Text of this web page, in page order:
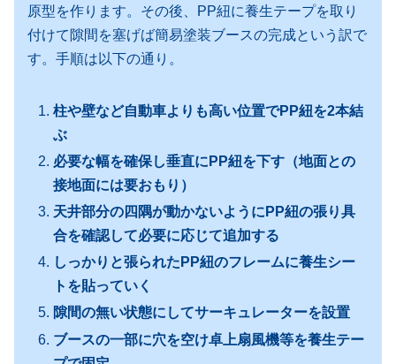
原型を作ります。その後、PP紐に養生テープを取り
付けて隙間を塞げば簡易塗装ブースの完成という訳で
す。手順は以下の通り。
柱や壁など自動車よりも高い位置でPP紐を2本結
ぶ
必要な幅を確保し垂直にPP紐を下す（地面との
接地面には要おもり）
天井部分の四隅が動かないようにPP紐の張り具
合を確認して必要に応じて追加する
しっかりと張られたPP紐のフレームに養生シー
トを貼っていく
隙間の無い状態にしてサーキュレーターを設置
ブースの一部に穴を空け卓上扇風機等を養生テー